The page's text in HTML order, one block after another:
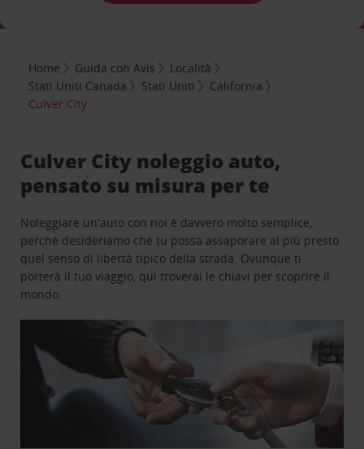
Home Guida con Avis
Località
Stati Uniti Canada
Stati Uniti
California
Culver City
Culver City noleggio auto,
pensato su misura per te
Noleggiare un'auto con noi è davvero molto semplice,
perché desideriamo che tu possa assaporare al più presto
quel senso di libertà tipico della strada. Ovunque ti
porterà il tuo viaggio, qui troverai le chiavi per scoprire il
mondo.